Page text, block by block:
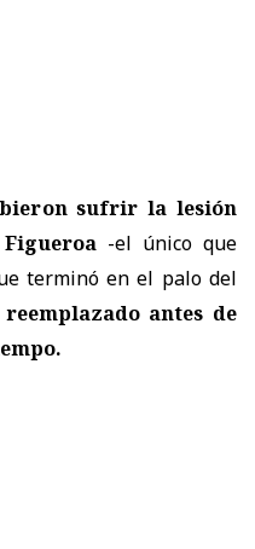
sufrir la lesión
-el único que
terminó en el palo del
antes de